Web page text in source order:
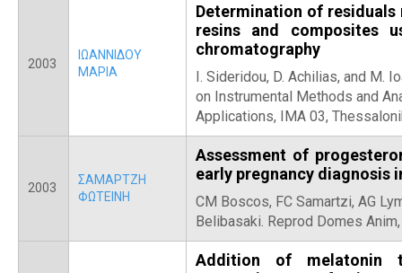
2003
ΙΩΑΝΝΙΔΟΥ
ΜΑΡΙΑ
Determination of
resins and composites
chromatography
I. Sideridou, D. Achilias, and M.
on Instrumental Methods and
Applications, IMA 03,
2003
ΣΑΜΑΡΤΖΗ
ΦΩΤΕΙΝΗ
Assessment of
early pregnancy diagnosis
CM Boscos, FC Samartzi, AG
Belibasaki. Reprod Domes
Addition of melatonin